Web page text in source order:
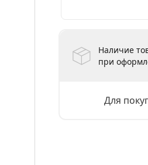
Наличие
при
Для